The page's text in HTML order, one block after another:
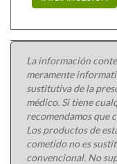
La información
meramente
sustitutiva de la
médico. Si tiene
recomendamos que
Los productos de
cometido no es
convencional. No